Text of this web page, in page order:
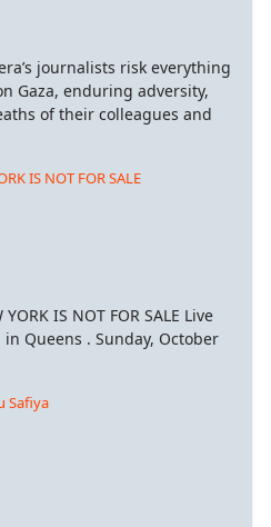
journalists risk everything
Gaza, enduring adversity,
of their colleagues and
IS NOT FOR SALE
IS NOT FOR SALE Live
Queens . Sunday, October
Safiya